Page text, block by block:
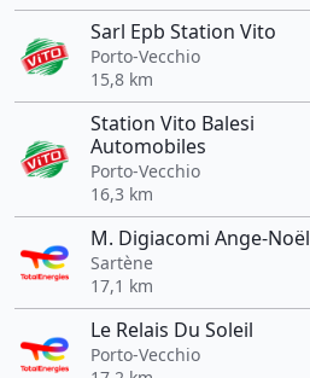
Sarl Epb Station Vito
Porto-Vecchio
15,8 km
Station Vito Balesi
Automobiles
Porto-Vecchio
16,3 km
M. Digiacomi Ange-Noël
Sartène
17,1 km
Le Relais Du Soleil
Porto-Vecchio